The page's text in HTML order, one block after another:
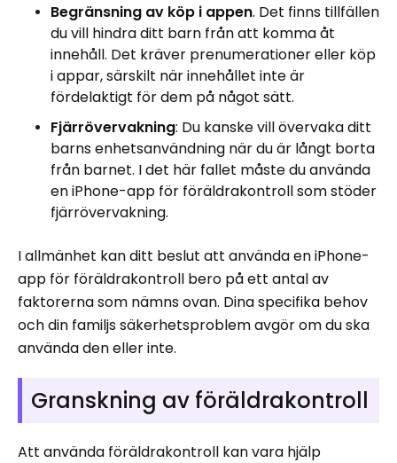
Begränsning av köp i appen. Det finns tillfällen
du vill hindra ditt barn från att komma åt
innehåll. Det kräver prenumerationer eller köp
i appar, särskilt när innehållet inte är
fördelaktigt för dem på något sätt.
Fjärrövervakning: Du kanske vill övervaka ditt
barns enhetsanvändning när du är långt borta
från barnet. I det här fallet måste du använda
en iPhone-app för föräldrakontroll som stöder
fjärrövervakning.
I allmänhet kan ditt beslut att använda en iPhone-
app för föräldrakontroll bero på ett antal av
faktorerna som nämns ovan. Dina specifika behov
och din familjs säkerhetsproblem avgör om du ska
använda den eller inte.
Granskning av föräldrakontroll
Att använda föräldrakontroll kan vara hjälp